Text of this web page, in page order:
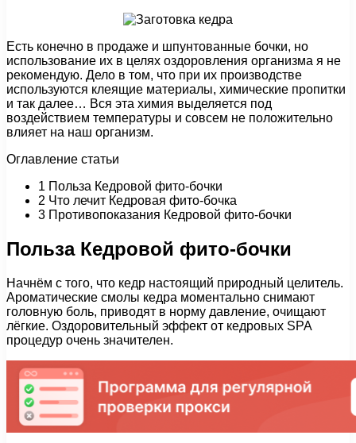
Есть конечно в продаже и шпунтованные бочки, но
использование их в целях оздоровления организма я не
рекомендую. Дело в том, что при их производстве
используются клеящие материалы, химические пропитки
и так далее… Вся эта химия выделяется под
воздействием температуры и совсем не положительно
влияет на наш организм.
Оглавление статьи
1 Польза Кедровой фито-бочки
2 Что лечит Кедровая фито-бочка
3 Противопоказания Кедровой фито-бочки
Польза Кедровой фито-бочки
Начнём с того, что кедр настоящий природный целитель.
Ароматические смолы кедра моментально снимают
головную боль, приводят в норму давление, очищают
лёгкие. Оздоровительный эффект от кедровых SPA
процедур очень значителен.